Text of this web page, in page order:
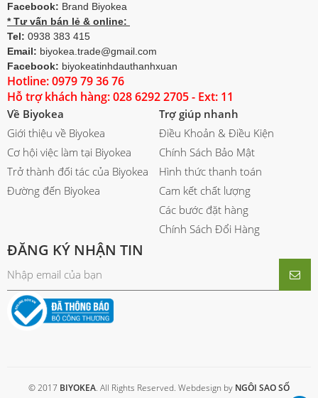
Facebook: Brand Biyokea
* Tư vấn bán lẻ & online:
Tel: 0938 383 415
Email: biyokea.trade@gmail.com
Facebook: biyokeatinhdauthanhxuan
Hotline: 0979 79 36 76
Hỗ trợ khách hàng: 028 6292 2705 - Ext: 11
Về Biyokea
Giới thiệu về Biyokea
Cơ hội việc làm tại Biyokea
Trở thành đối tác của Biyokea
Đường đến Biyokea
Trợ giúp nhanh
Điều Khoản & Điều Kiện
Chính Sách Bảo Mật
Hình thức thanh toán
Cam kết chất lượng
Các bước đặt hàng
Chính Sách Đổi Hàng
ĐĂNG KÝ NHẬN TIN
© 2017 BIYOKEA. All Rights Reserved. Webdesign by NGÔI SAO SỐ